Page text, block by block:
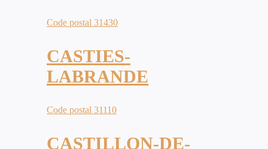
Code postal 31430
CASTIES-
LABRANDE
Code postal 31110
CASTILLON-DE-